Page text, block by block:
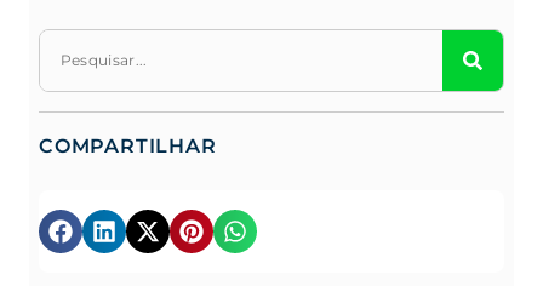
COMPARTILHAR